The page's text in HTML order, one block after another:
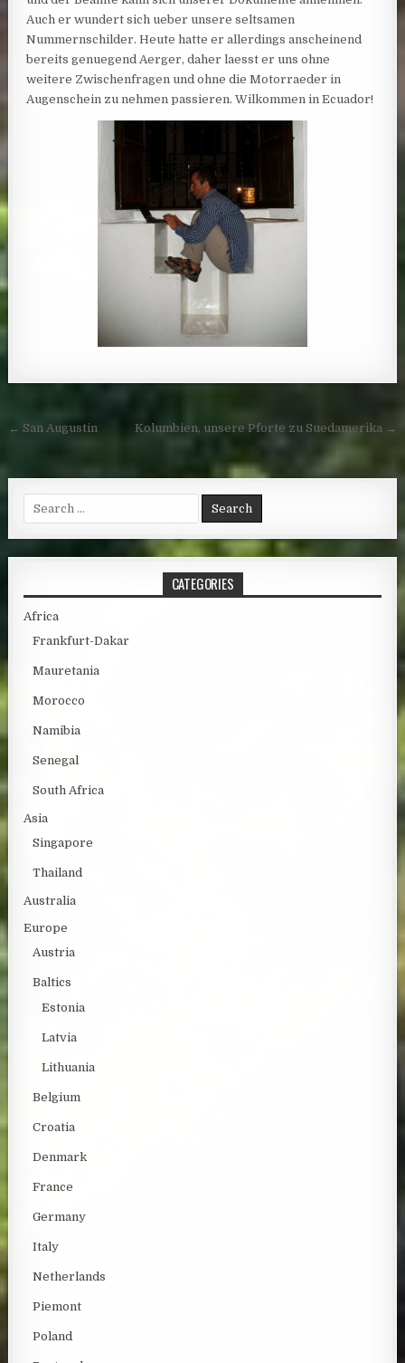
Auch er wundert sich ueber unsere seltsamen
Nummernschilder. Heute hatte er allerdings anscheinend
bereits genuegend Aerger, daher laesst er uns ohne
weitere Zwischenfragen und ohne die Motorraeder in
Augenschein zu nehmen passieren. Wilkommen in Ecuador!
Post navigation
← San Augustin Kolumbien, unsere Pforte zu Suedamerika →
Search for:
CATEGORIES
Africa
Frankfurt-Dakar
Mauretania
Morocco
Namibia
Senegal
South Africa
Asia
Singapore
Thailand
Australia
Europe
Austria
Baltics
Estonia
Latvia
Lithuania
Belgium
Croatia
Denmark
France
Germany
Italy
Netherlands
Piemont
Poland